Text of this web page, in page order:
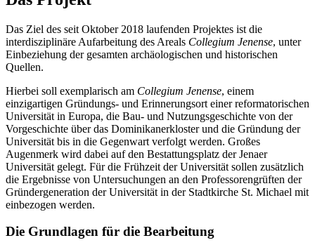
Das Ziel des seit Oktober 2018 laufenden Projektes ist die
interdisziplinäre Aufarbeitung des Areals Collegium Jenense, unter
Einbeziehung der gesamten archäologischen und historischen
Quellen.
Hierbei soll exemplarisch am Collegium Jenense, einem
einzigartigen Gründungs- und Erinnerungsort einer reformatorischen
Universität in Europa, die Bau- und Nutzungsgeschichte von der
Vorgeschichte über das Dominikanerkloster und die Gründung der
Universität bis in die Gegenwart verfolgt werden. Großes
Augenmerk wird dabei auf den Bestattungsplatz der Jenaer
Universität gelegt. Für die Frühzeit der Universität sollen zusätzlich
die Ergebnisse von Untersuchungen an den Professorengrüften der
Gründergeneration der Universität in der Stadtkirche St. Michael mit
einbezogen werden.
Die Grundlagen für die Bearbeitung